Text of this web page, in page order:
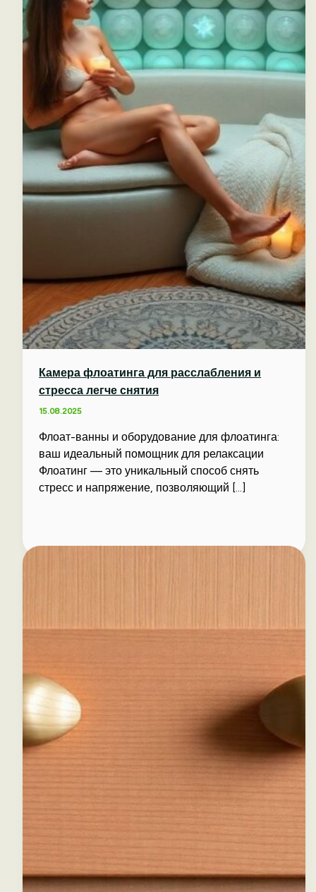
Камера флоатинга для расслабления и
стресса легче снятия
15.08.2025
Флоат-ванны и оборудование для флоатинга:
ваш идеальный помощник для релаксации
Флоатинг — это уникальный способ снять
стресс и напряжение, позволяющий […]